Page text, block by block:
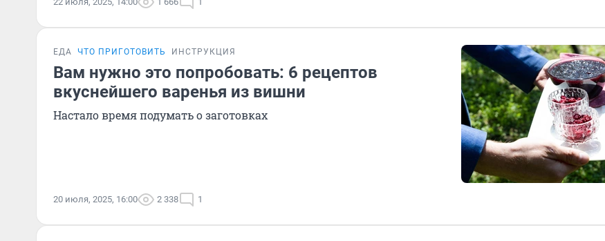
ЕДА ЧТО ПРИГОТОВИТЬ ИНСТРУКЦИЯ
Вам нужно это попробовать: 6 рецептов
вкуснейшего варенья из вишни
Настало время подумать о заготовках
20 июля, 2025, 16:00 2 338 1